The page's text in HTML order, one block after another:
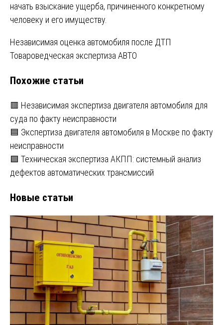
начать взыскание ущерба, причиненного конкретному
человеку и его имуществу.
Навигация
записям
Независимая оценка автомобиля после ДТП
Товароведческая экспертиза АВТО
Похожие статьи
🟥 Независимая экспертиза двигателя автомобиля для
суда по факту неисправности
🟦 Экспертиза двигателя автомобиля в Москве по факту
неисправности
🟩 Техническая экспертиза АКПП: системный анализ
дефектов автоматических трансмиссий
Новые статьи